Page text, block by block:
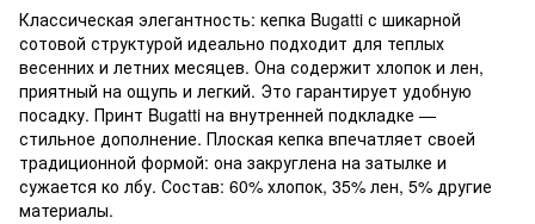
Классическая элегантность: кепка Bugatti с шикарной
сотовой структурой идеально подходит для теплых
весенних и летних месяцев. Она содержит хлопок и лен,
приятный на ощупь и легкий. Это гарантирует удобную
посадку. Принт Bugatti на внутренней подкладке —
стильное дополнение. Плоская кепка впечатляет своей
традиционной формой: она закруглена на затылке и
сужается ко лбу. Состав: 60% хлопок, 35% лен, 5% другие
материалы.